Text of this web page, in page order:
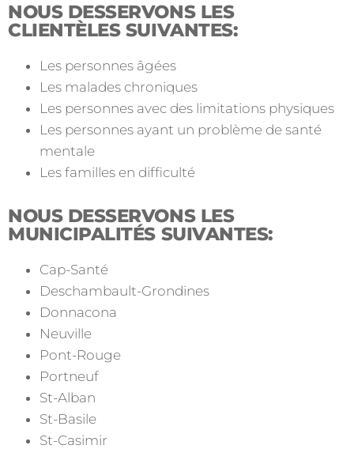
NOUS DESSERVONS LES
CLIENTÈLES SUIVANTES:
Les personnes âgées
Les malades chroniques
Les personnes avec des limitations physiques
Les personnes ayant un problème de santé
mentale
Les familles en difficulté
NOUS DESSERVONS LES
MUNICIPALITÉS SUIVANTES:
Cap-Santé
Deschambault-Grondines
Donnacona
Neuville
Pont-Rouge
Portneuf
St-Alban
St-Basile
St-Casimir